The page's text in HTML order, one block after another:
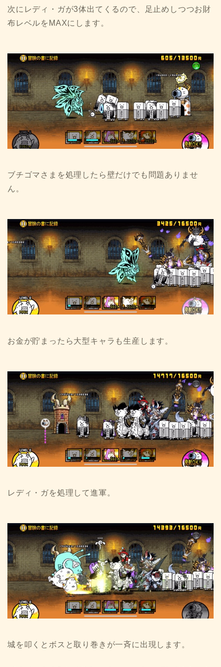
次にレディ・ガが3体出てくるので、足止めしつつお財
布レベルをMAXにします。
ブチゴマさまを処理したら壁だけでも問題ありませ
ん。
お金が貯まったら大型キャラも生産します。
レディ・ガを処理して進軍。
城を叩くとボスと取り巻きが一斉に出現します。